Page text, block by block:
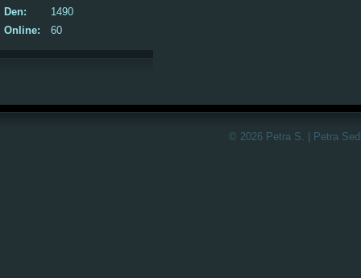
Online: 60
Den:
1490
© 2026 Petra S. | Petra